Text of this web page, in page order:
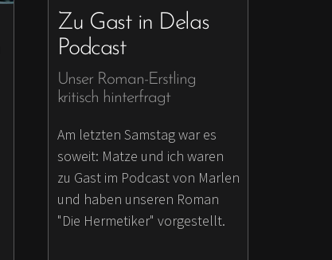
Zu Gast in Delas
Podcast
Unser Roman-Erstling
kritisch hinterfragt
Am letzten Samstag war es
soweit: Matze und ich waren
zu Gast im Podcast von Marlen
und haben unseren Roman
"Die Hermetiker" vorgestellt.